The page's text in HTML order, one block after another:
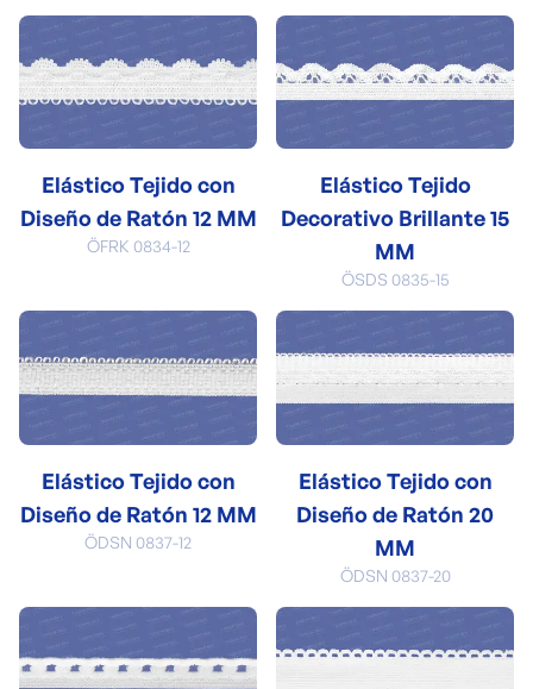
Elástico Tejido con
Diseño de Ratón 12 MM
ÖFRK 0834-12
Elástico Tejido
Decorativo Brillante 15
MM
ÖSDS 0835-15
Elástico Tejido con
Diseño de Ratón 12 MM
ÖDSN 0837-12
Elástico Tejido con
Diseño de Ratón 20
MM
ÖDSN 0837-20